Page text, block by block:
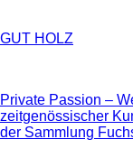
GUT HOLZ
Private Passion –
zeitgenössischer
der Sammlung